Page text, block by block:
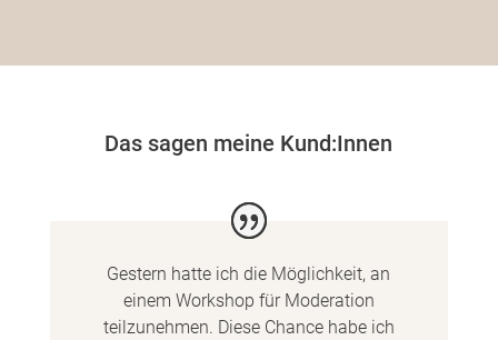
Das sagen meine Kund:Innen
Gestern hatte ich die Möglichkeit, an
einem Workshop für Moderation
teilzunehmen. Diese Chance habe ich